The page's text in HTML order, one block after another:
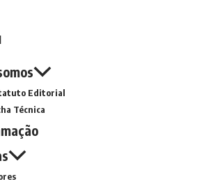
Editorial
Técnica